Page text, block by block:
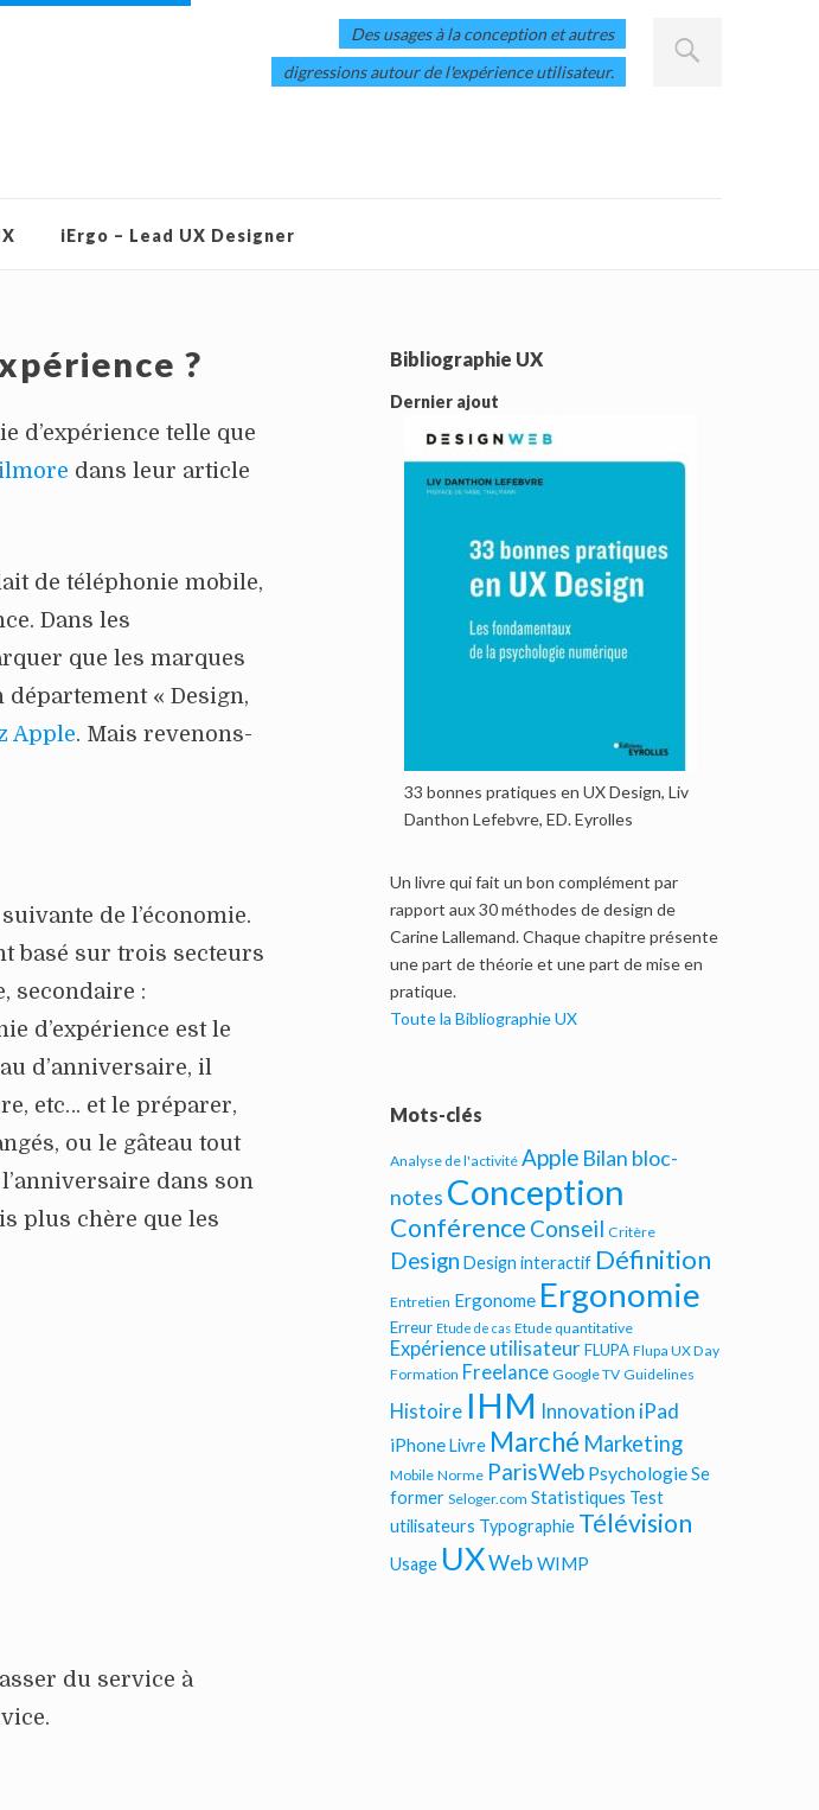
Des usages à la conception et autres
digressions autour de l'expérience utilisateur.
iErgo – Lead UX Designer
?
d’expérience telle que
dans leur article
de téléphonie mobile,
Dans les
que les marques
« Design,
Apple. Mais revenons-
de l’économie.
basé sur trois secteurs
secondaire :
d’expérience est le
d’anniversaire, il
etc… et le préparer,
ou le gâteau tout
dans son
plus chère que les
du service à
Bibliographie UX
Dernier ajout
33 bonnes pratiques en UX Design, Liv
Danthon Lefebvre, ED. Eyrolles
Un livre qui fait un bon complément par
rapport aux 30 méthodes de design de
Carine Lallemand. Chaque chapitre présente
une part de théorie et une part de mise en
pratique.
Toute la Bibliographie UX
Mots-clés
Analyse de l'activité Apple Bilan bloc-
notes Conception
Conférence Conseil Critère
Design Design interactif Définition
Entretien Ergonome Ergonomie
Erreur Etude de cas Etude quantitative
Expérience utilisateur FLUPA Flupa UX Day
Formation Freelance Google TV Guidelines
Histoire IHM Innovation iPad
iPhoneLivre Marché Marketing
Mobile Norme ParisWeb PsychologieSe
former Seloger.com Statistiques Test
utilisateurs Typographie Télévision
Usage UXWeb WIMP